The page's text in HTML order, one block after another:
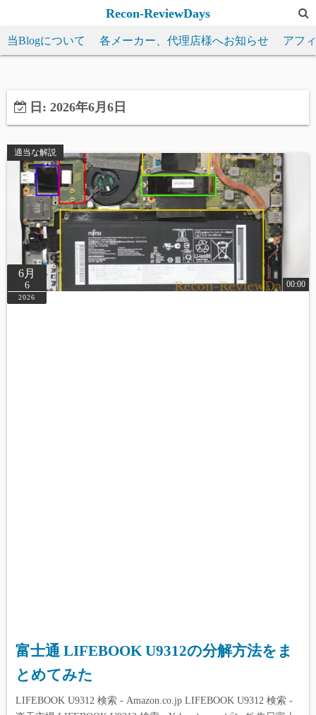
テ
ッ
Recon-ReviewDays
当Blogについて 各メーカー、代理店様へお知らせ アフ
日: 2026年6月6日
適当な解説
6月
6
2026
00:00
富士通 LIFEBOOK U9312の分解方法をま
とめてみた
LIFEBOOK U9312 検索 - Amazon.co.jp LIFEBOOK U9312 検索 -